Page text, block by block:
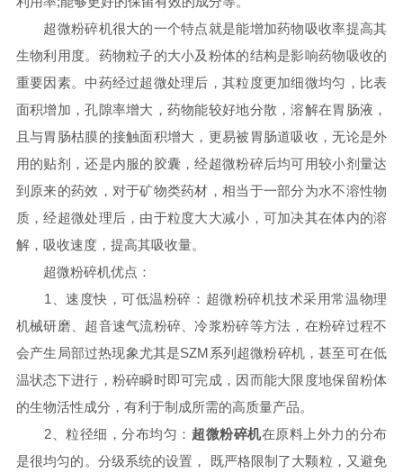
超微粉碎机很大的一个特点就是能增加药物吸收率提高其
生物利用度。药物粒子的大小及粉体的结构是影响药物吸收的
重要因素。中药经过超微处理后，其粒度更加细微均匀，比表
面积增加，孔隙率增大，药物能较好地分散，溶解在胃肠液，
且与胃肠枯膜的接触面积增大，更易被胃肠道吸收，无论是外
用的贴剂，还是内服的胶囊，经超微粉碎后均可用较小剂量达
到原来的药效，对于矿物类药材，相当于一部分为水不溶性物
质，经超微处理后，由于粒度大大减小，可加决其在体内的溶
解，吸收速度，提高其吸收量。
超微粉碎机优点：
1、速度快，可低温粉碎：超微粉碎机技术采用常温物理
机械研磨、超音速气流粉碎、冷浆粉碎等方法，在粉碎过程不
会产生局部过热现象尤其是SZM系列超微粉碎机，甚至可在低
温状态下进行，粉碎瞬时即可完成，因而能大限度地保留粉体
的生物活性成分，有利于制成所需的高质量产品。
2、粒径细，分布均匀： 超微粉碎机在原料上外力的分布
是很均匀的。分级系统的设置， 既严格限制了大颗粒，又避免